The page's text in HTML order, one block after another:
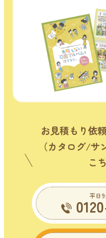
お見積もり依
（カタログ/サ
こ
平日